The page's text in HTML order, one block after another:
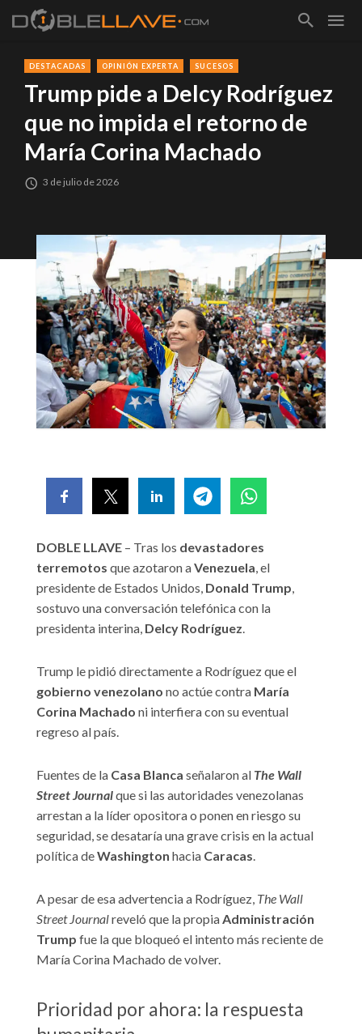
DESTACADAS OPINIÓN EXPERTA SUCESOS
Trump pide a Delcy Rodríguez
que no impida el retorno de
María Corina Machado
3 de julio de 2026
DOBLE LLAVE – Tras los devastadores
terremotos que azotaron aVenezuela, el
presidente de Estados Unidos, Donald Trump,
sostuvo una conversación telefónica con la
presidenta interina, Delcy Rodríguez.
Trump le pidió directamente a Rodríguez que el
gobierno venezolano no actúe contra María
Corina Machado ni interfiera con su eventual
regreso al país.
Fuentes de la Casa Blanca señalaron al The Wall
Street Journalque si las autoridades venezolanas
arrestan a la líder opositora o ponen en riesgo su
seguridad, se desataría una grave crisis en la actual
política deWashington hacia Caracas.
A pesar de esa advertencia a Rodríguez, The Wall
Street Journalreveló que la propiaAdministración
Trump fue la que bloqueó el intento más reciente de
María Corina Machado de volver.
Prioridad por ahora: la respuesta